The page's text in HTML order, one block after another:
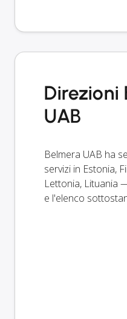
Direzioni
UAB
Belmera UAB ha
servizi in Estonia,
Lettonia, Lituania
e l'elenco